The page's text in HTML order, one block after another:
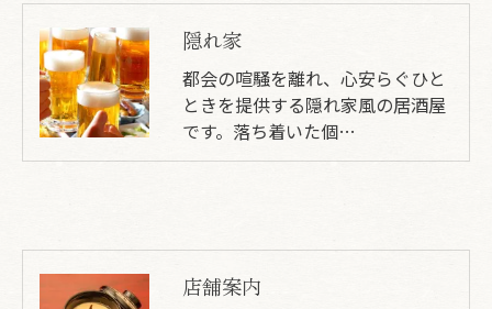
隠れ家
都会の喧騒を離れ、心安らぐひと
ときを提供する隠れ家風の居酒屋
です。落ち着いた個…
店舗案内